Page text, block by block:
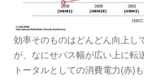
効率そのものはどんどん向上し
が、なにせバス幅が広い上に転
トータルとしての消費電力(赤)